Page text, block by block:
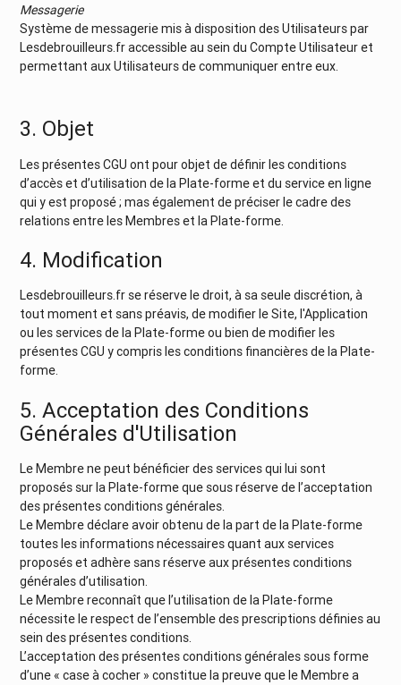
Messagerie
Système de messagerie mis à disposition des Utilisateurs par
Lesdebrouilleurs.fr accessible au sein du Compte Utilisateur et
permettant aux Utilisateurs de communiquer entre eux.
3. Objet
Les présentes CGU ont pour objet de définir les conditions
d’accès et d’utilisation de la Plate-forme et du service en ligne
qui y est proposé ; mas également de préciser le cadre des
relations entre les Membres et la Plate-forme.
4. Modification
Lesdebrouilleurs.fr se réserve le droit, à sa seule discrétion, à
tout moment et sans préavis, de modifier le Site, l'Application
ou les services de la Plate-forme ou bien de modifier les
présentes CGU y compris les conditions financières de la Plate-
forme.
5. Acceptation des Conditions
Générales d'Utilisation
Le Membre ne peut bénéficier des services qui lui sont
proposés sur la Plate-forme que sous réserve de l’acceptation
des présentes conditions générales.
Le Membre déclare avoir obtenu de la part de la Plate-forme
toutes les informations nécessaires quant aux services
proposés et adhère sans réserve aux présentes conditions
générales d’utilisation.
Le Membre reconnaît que l’utilisation de la Plate-forme
nécessite le respect de l’ensemble des prescriptions définies au
sein des présentes conditions.
L’acceptation des présentes conditions générales sous forme
d’une « case à cocher » constitue la preuve que le Membre a